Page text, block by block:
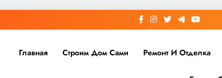
Главная Строим Дом Сами Ремонт И Отделка